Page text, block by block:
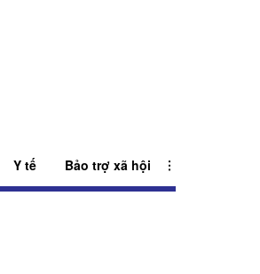
Y tế Bảo trợ xã hội